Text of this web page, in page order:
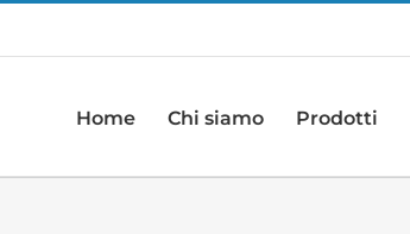
Home Chi siamo Prodotti